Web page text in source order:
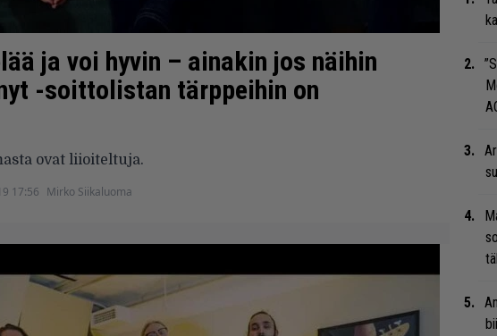
ja voi hyvin – ainakin jos näihin
-soittolistan tärppeihin on
ovat liioiteltuja.
17:56 Mirko Siikaluoma